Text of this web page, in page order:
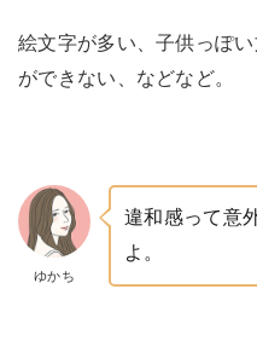
絵文字が多い、子供っぽ
ができない、などなど。
ゆかち
違和感って意
よ。